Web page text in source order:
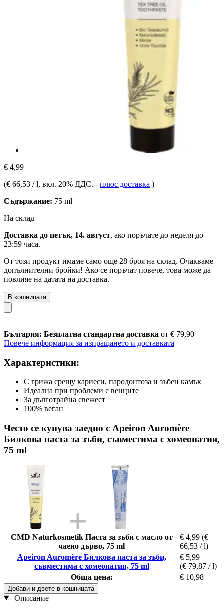
€ 4,99
(€ 66,53 / l, вкл. 20% ДДС. - плюс доставка )
Съдържание: 75 ml
На склад
Доставка до петък, 14. август, ако поръчате до неделя до
23:59 часа.
От този продукт имаме само още 28 броя на склад. Очакваме
допълнителни бройки! Ако се поръчат повече, това може да
повлияе на датата на доставка.
В кошницата
България: Безплатна стандартна доставка от € 79,90
Повече информация за изпращането и доставката
Характеристики:
С грижа срещу кариеси, пародонтоза и зъбен камък
Идеална при проблеми с венците
За дълготрайна свежест
100% веган
Често се купува заедно с Apeiron Auromère
Билкова паста за зъби, съвместима с хомеопатия,
75 ml
CMD Naturkosmetik Паста за зъби с масло от
чаено дърво, 75 ml
€ 4,99 (€
66,53 / l)
Apeiron Auromère Билкова паста за зъби,
съвместима с хомеопатия, 75 ml
€ 5,99
(€ 79,87 / l)
Обща цена:
€ 10,98
Добави и двете в кошницата
Описание